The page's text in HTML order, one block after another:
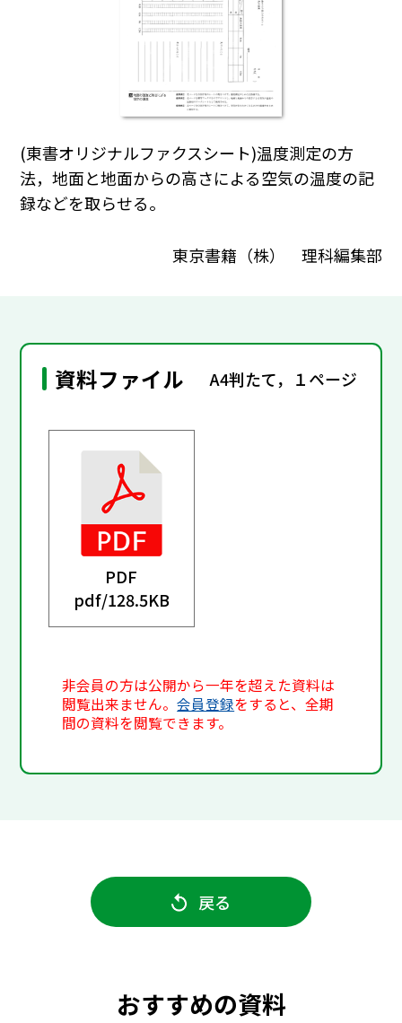
(東書オリジナルファクスシート)温度測定の方
法，地面と地面からの高さによる空気の温度の記
録などを取らせる。
東京書籍（株） 理科編集部
資料ファイル A4判たて，１ページ
PDF
pdf/128.5KB
非会員の方は公開から一年を超えた資料は
閲覧出来ません。会員登録をすると、全期
間の資料を閲覧できます。
戻る
おすすめの資料